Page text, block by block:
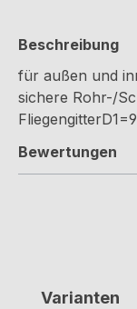
Beschreibung
für außen und
sichere Rohr-/
Bewertungen
Varianten